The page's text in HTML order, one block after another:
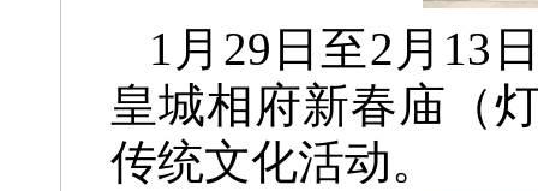
1月29日至2月13
皇城相府新春庙（
传统文化活动。